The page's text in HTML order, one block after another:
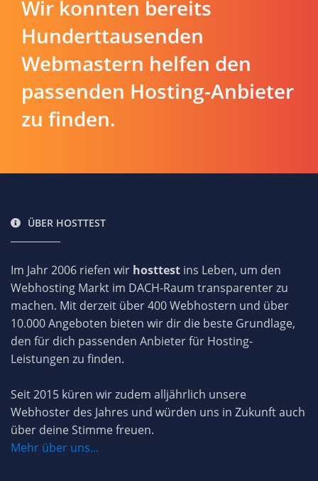
Wir konnten bereits
Hunderttausenden
Webmastern helfen den
passenden Hosting-Anbieter
zu finden.
ÜBER HOSTTEST
Im Jahr 2006 riefen wir hosttest ins Leben, um den
Webhosting Markt im DACH-Raum transparenter zu
machen. Mit derzeit über 400 Webhostern und über
10.000 Angeboten bieten wir dir die beste Grundlage,
den für dich passenden Anbieter für Hosting-
Leistungen zu finden.
Seit 2015 küren wir zudem alljährlich unsere
Webhoster des Jahres und würden uns in Zukunft auch
über deine Stimme freuen.
Mehr über uns...